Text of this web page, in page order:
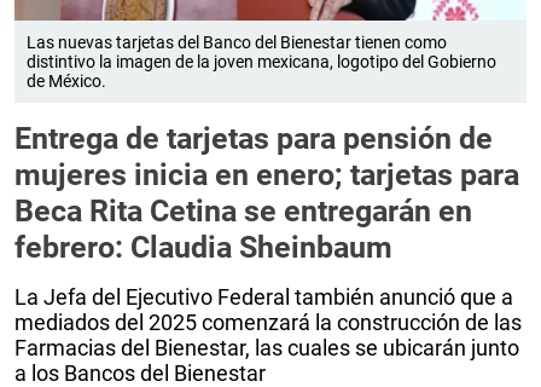
Las nuevas tarjetas del Banco del Bienestar tienen como
distintivo la imagen de la joven mexicana, logotipo del Gobierno
de México.
Entrega de tarjetas para pensión de
mujeres inicia en enero; tarjetas para
Beca Rita Cetina se entregarán en
febrero: Claudia Sheinbaum
La Jefa del Ejecutivo Federal también anunció que a
mediados del 2025 comenzará la construcción de las
Farmacias del Bienestar, las cuales se ubicarán junto
a los Bancos del Bienestar